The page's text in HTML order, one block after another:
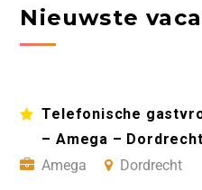
Nieuwste
Telefonische
– Amega – Dordrecht
Amega
Dordrecht